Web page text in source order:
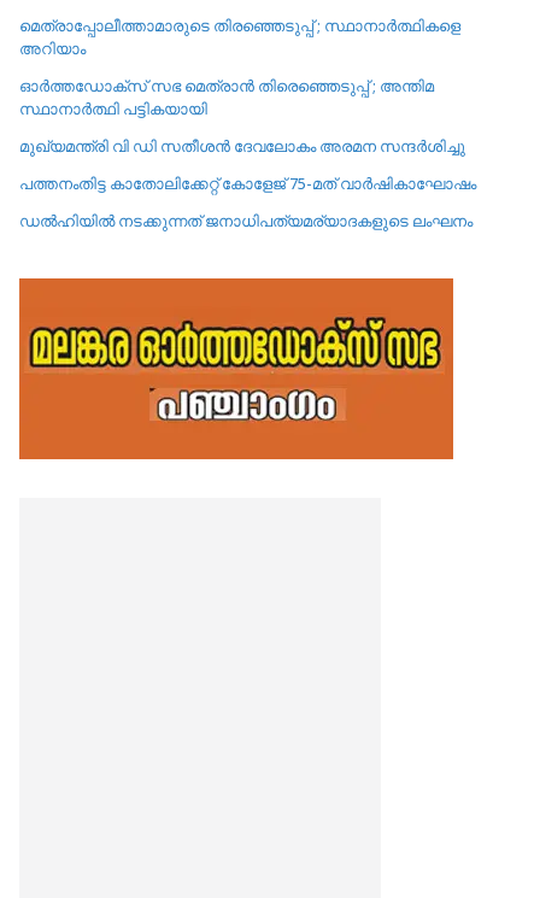
മെത്രാപ്പോലീത്താമാരുടെ തിരഞ്ഞെടുപ്പ് ; സ്ഥാനാർത്ഥികളെ
അറിയാം
ഓർത്തഡോക്സ് സഭ മെത്രാൻ തിരെഞ്ഞെടുപ്പ് ; അന്തിമ
സ്ഥാനാർത്ഥി പട്ടികയായി
മുഖ്യമന്ത്രി വി ഡി സതീശൻ ദേവലോകം അരമന സന്ദർശിച്ചു
പത്തനംതിട്ട കാതോലിക്കേറ്റ്‌ കോളേജ്‌ 75-മത് വാർഷികാഘോഷം
ഡൽഹിയിൽ നടക്കുന്നത് ജനാധിപത്യമര്യാദകളുടെ ലംഘനം